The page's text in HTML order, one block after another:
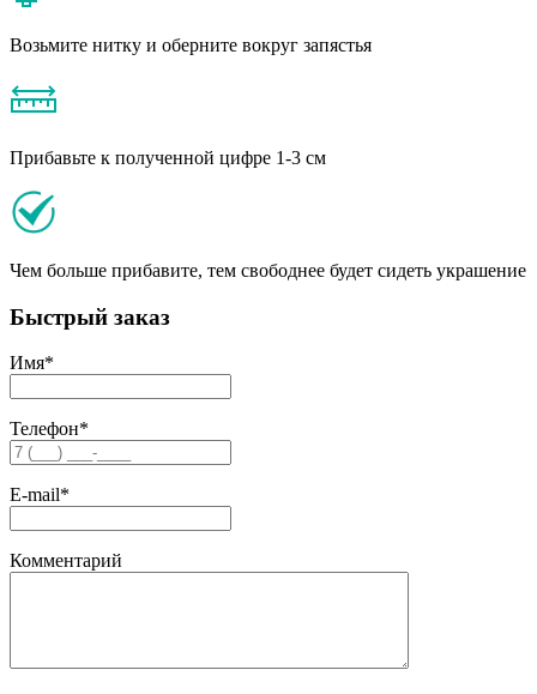
Возьмите нитку и оберните вокруг запястья
Прибавьте к полученной цифре 1-3 см
Чем больше прибавите, тем свободнее будет сидеть украшение
Быстрый заказ
Имя*
Телефон*
E-mail*
Комментарий